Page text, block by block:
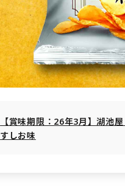
【賞味期限：26年3月】湖池
すしお味